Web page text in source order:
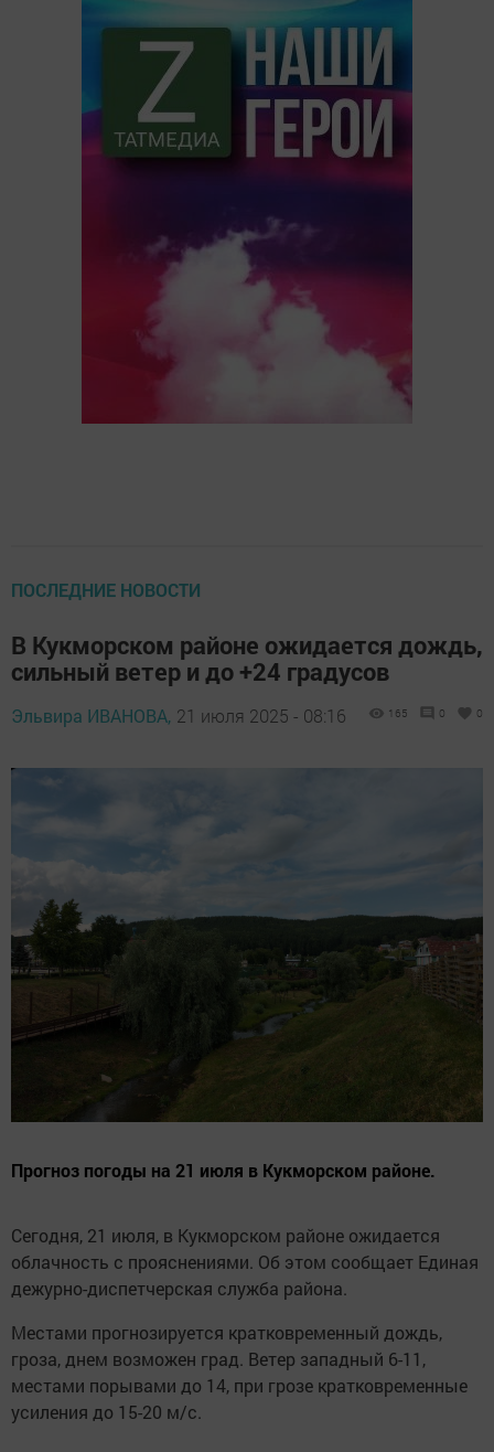
ПОСЛЕДНИЕ НОВОСТИ
В Кукморском районе ожидается дождь,
сильный ветер и до +24 градусов
Эльвира ИВАНОВА, 21 июля 2025 - 08:16 165 0 0
Прогноз погоды на 21 июля в Кукморском районе.
Сегодня, 21 июля, в Кукморском районе ожидается
облачность с прояснениями. Об этом сообщает Единая
дежурно-диспетчерская служба района.
Местами прогнозируется кратковременный дождь,
гроза, днем возможен град. Ветер западный 6-11,
местами порывами до 14, при грозе кратковременные
усиления до 15-20 м/с.